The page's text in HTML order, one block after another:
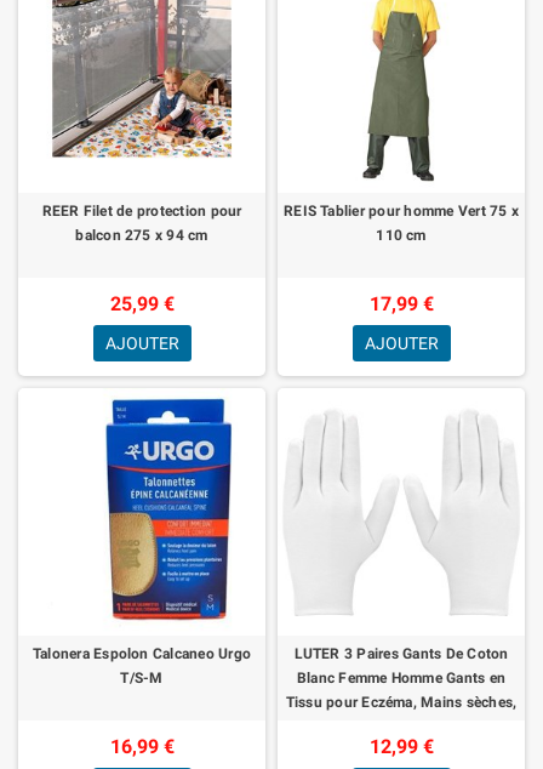
REER Filet de protection pour
balcon 275 x 94 cm
25,99 €
AJOUTER
REIS Tablier pour homme Vert 75 x
110 cm
17,99 €
AJOUTER
Talonera Espolon Calcaneo Urgo
T/S-M
16,99 €
LUTER 3 Paires Gants De Coton
Blanc Femme Homme Gants en
Tissu pour Eczéma, Mains sèches,
Costumes en
12,99 €